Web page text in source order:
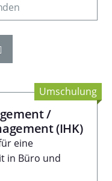
/
(IHK)
eine
in Büro und
Umschulung